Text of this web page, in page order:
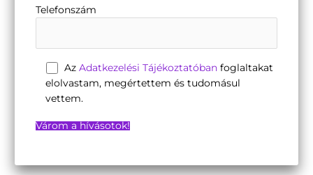
Telefonszám
Az Adatkezelési Tájékoztatóbanfoglaltakat
elolvastam, megértettem és tudomásul
vettem.